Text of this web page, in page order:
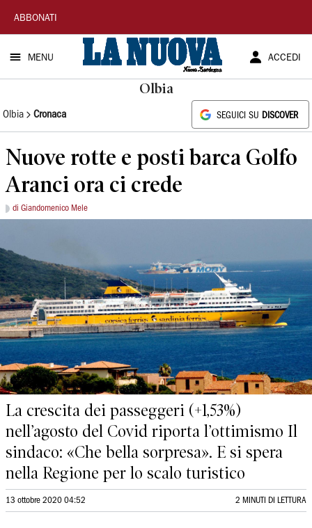
La
Nuova
Sardegna
ABBONATI
MENU ACCEDI
Olbia
Olbia Cronaca SEGUICI SU DISCOVER
Nuove rotte e posti barca Golfo
Aranci ora ci crede
di Giandomenico Mele
La crescita dei passeggeri (+1,53%)
nell’agosto del Covid riporta l’ottimismo Il
sindaco: «Che bella sorpresa». E si spera
nella Regione per lo scalo turistico
13 ottobre 2020 04:52 2 MINUTI DI LETTURA